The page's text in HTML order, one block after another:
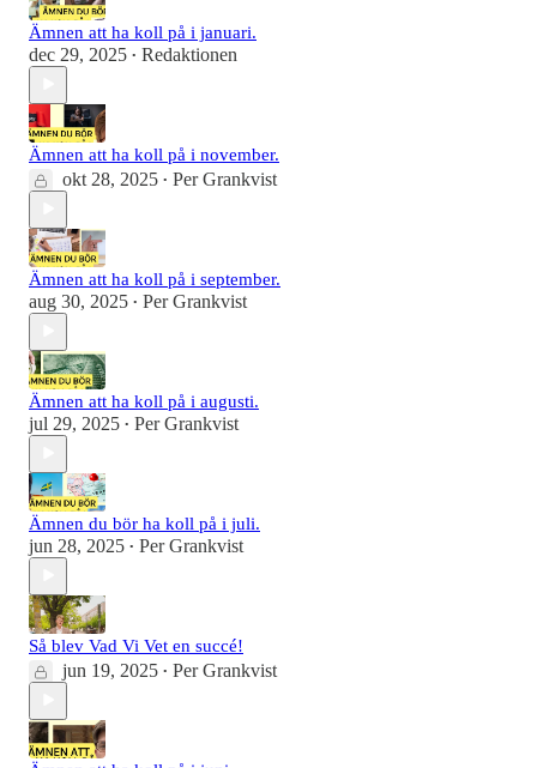
Ämnen att ha koll på i januari.
dec 29, 2025 • Redaktionen
Ämnen att ha koll på i november.
okt 28, 2025 • Per Grankvist
Ämnen att ha koll på i september.
aug 30, 2025 • Per Grankvist
Ämnen att ha koll på i augusti.
jul 29, 2025 • Per Grankvist
Ämnen du bör ha koll på i juli.
jun 28, 2025 • Per Grankvist
Så blev Vad Vi Vet en succé!
jun 19, 2025 • Per Grankvist